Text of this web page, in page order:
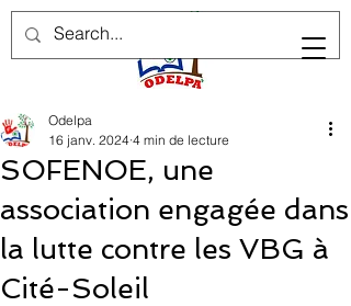
SOFENOE, une
association engagée dans
la lutte contre les VBG à
Cité-Soleil
Odelpa
16 janv. 2024 4 min de lecture